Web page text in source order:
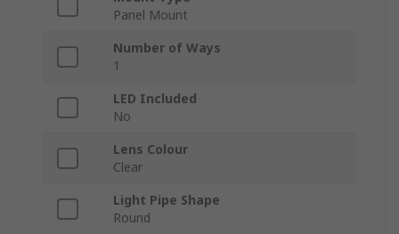
Panel Mount
Number of Ways
1
LED Included
No
Lens Colour
Clear
Light Pipe Shape
Round